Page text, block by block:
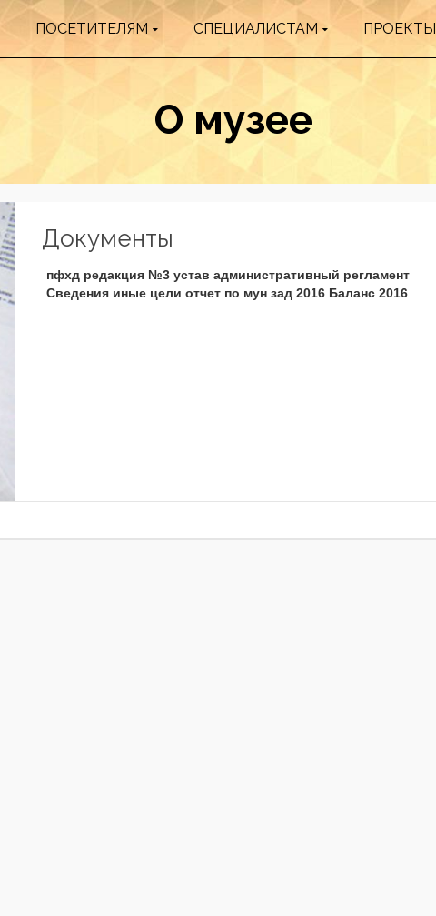
ПОСЕТИТЕЛЯМ СПЕЦИАЛИСТАМ ПРОЕКТЫ
О музее
Документы
пфхд редакция №3 устав административный регламент
Сведения иные цели отчет по мун зад 2016 Баланс 2016